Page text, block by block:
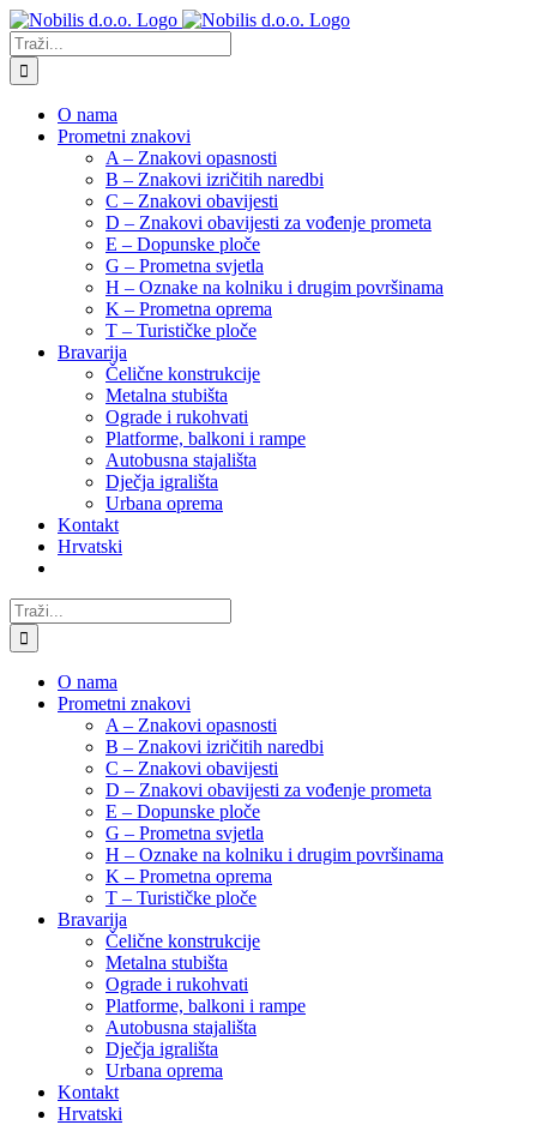
Skip
to
content
Traži...
O nama
Prometni znakovi
A – Znakovi opasnosti
B – Znakovi izričitih naredbi
C – Znakovi obavijesti
D – Znakovi obavijesti za vođenje prometa
E – Dopunske ploče
G – Prometna svjetla
H – Oznake na kolniku i drugim površinama
K – Prometna oprema
T – Turističke ploče
Bravarija
Čelične konstrukcije
Metalna stubišta
Ograde i rukohvati
Platforme, balkoni i rampe
Autobusna stajališta
Dječja igrališta
Urbana oprema
Kontakt
Hrvatski
Traži...
O nama
Prometni znakovi
A – Znakovi opasnosti
B – Znakovi izričitih naredbi
C – Znakovi obavijesti
D – Znakovi obavijesti za vođenje prometa
E – Dopunske ploče
G – Prometna svjetla
H – Oznake na kolniku i drugim površinama
K – Prometna oprema
T – Turističke ploče
Bravarija
Čelične konstrukcije
Metalna stubišta
Ograde i rukohvati
Platforme, balkoni i rampe
Autobusna stajališta
Dječja igrališta
Urbana oprema
Kontakt
Hrvatski